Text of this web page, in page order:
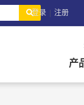
登录 | 注册
产